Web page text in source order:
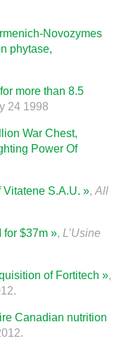
Novozymes
phytase,
more than 8.5
24 1998
War Chest,
Power Of
S.A.U. », All
for $37m », L’Usine
of Fortitech »,
Canadian nutrition